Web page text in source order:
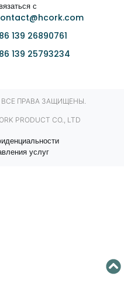
с
139 26890761
139 25793234
ВСЕ ПРАВА ЗАЩИЩЕНЫ.
PRODUCT CO., LTD
услуг